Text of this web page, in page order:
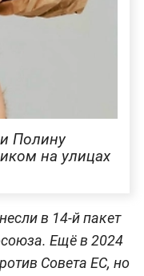
Полину
на улицах
в 14-й пакет
Ещё в 2024
Совета ЕС, но